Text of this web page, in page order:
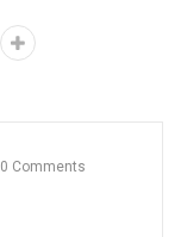
0 Comments